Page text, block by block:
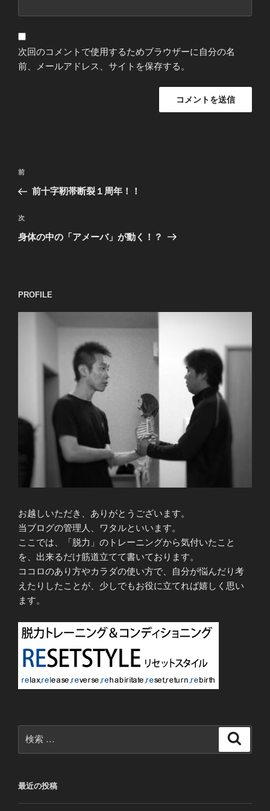
次回のコメントで使用するためブラウザーに自分の名
前、メールアドレス、サイトを保存する。
投
ビ
ゲ
ン
過
去
投
稿
前
前十字靭帯断裂１周年！！
次
の
次
身体の中の「アメーバ」が動く！？
PROFILE
お越しいただき、ありがとうございます。
当ブログの管理人、ワタルといいます。
ここでは、「脱力」のトレーニングから気付いたこと
を、出来るだけ筋道立てて書いております。
ココロのあり方やカラダの使い方で、自分が悩んだり考
えたりしたことが、少しでもお役に立てれば嬉しく思い
ます。
索:
最近の投稿